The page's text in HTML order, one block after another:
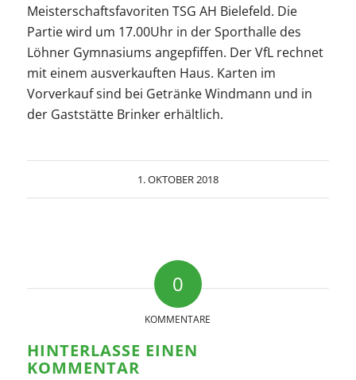
Meisterschaftsfavoriten TSG AH Bielefeld. Die
Partie wird um 17.00Uhr in der Sporthalle des
Löhner Gymnasiums angepfiffen. Der VfL rechnet
mit einem ausverkauften Haus. Karten im
Vorverkauf sind bei Getränke Windmann und in
der Gaststätte Brinker erhältlich.
1. OKTOBER 2018
0
KOMMENTARE
HINTERLASSE EINEN
KOMMENTAR